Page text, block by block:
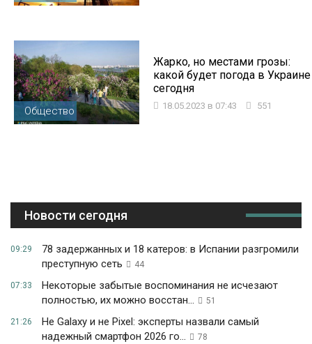
Общество
Жарко, но местами грозы:
какой будет погода в Украине
сегодня
18.05.2023 в 07:43 551
Новости сегодня
09:29
78 задержанных и 18 катеров: в Испании разгромили
преступную сеть
44
07:33
Некоторые забытые воспоминания не исчезают
полностью, их можно восстан...
51
21:26
Не Galaxy и не Pixel: эксперты назвали самый
надежный смартфон 2026 го...
78